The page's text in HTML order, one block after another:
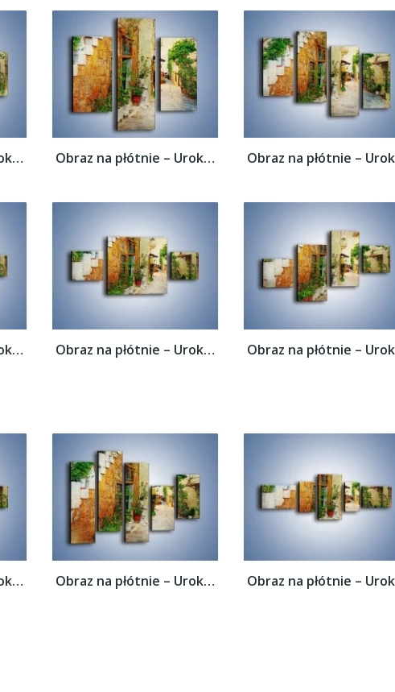
Obraz na płótnie – Urokliwa uliczka w... Obraz na płótnie – Urokliwa uliczka w...
Obraz na płótnie – Urokliwa uliczka w... Obraz na płótnie – Urokliwa uliczka w...
Obraz na płótnie – Urokliwa uliczka w... Obraz na płótnie – Urokliwa uliczka w...